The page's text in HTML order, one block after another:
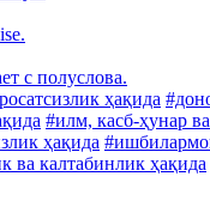
с полуслова.
ҳақида
#илм, касб-ҳунар
ҳақида
ва калтабинлик ҳақида